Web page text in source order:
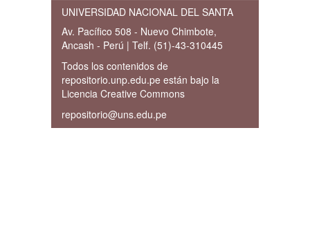
UNIVERSIDAD NACIONAL DEL SANTA
Av. Pacífico 508 - Nuevo Chimbote,
Ancash - Perú | Telf. (51)-43-310445
Todos los contenidos de
repositorio.unp.edu.pe están bajo la
Licencia Creative Commons
repositorio@uns.edu.pe